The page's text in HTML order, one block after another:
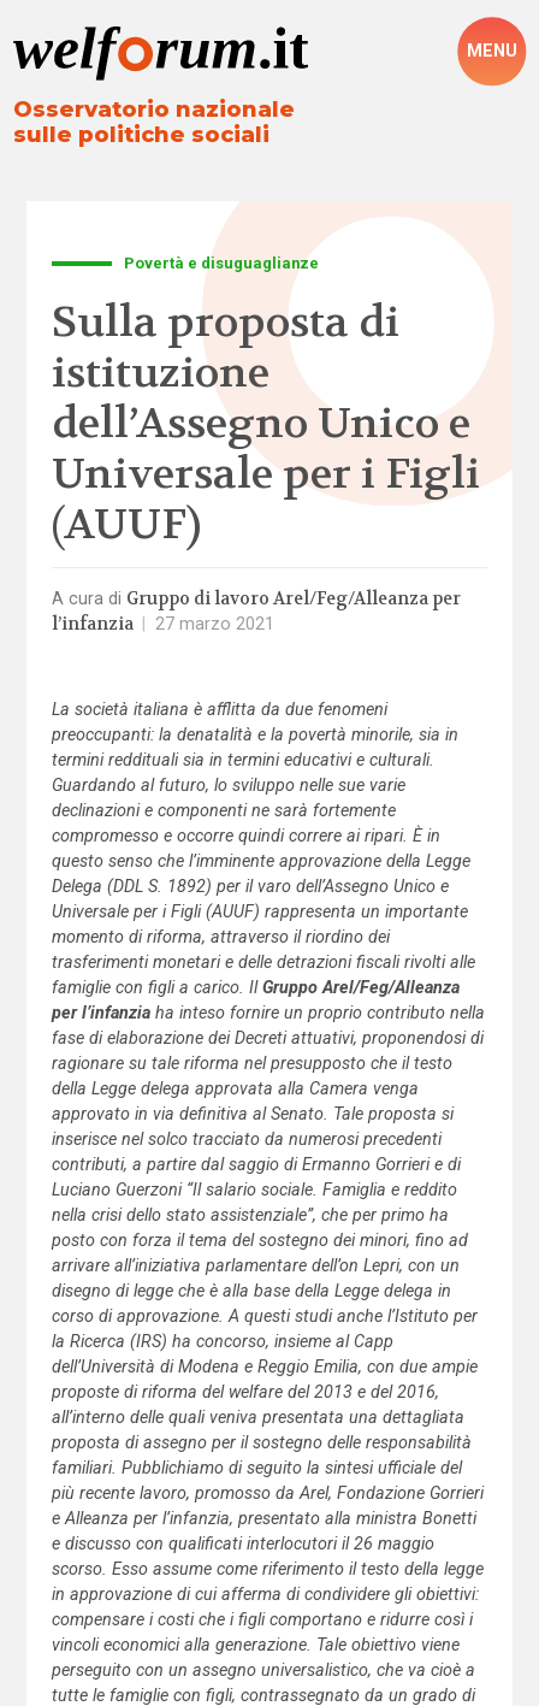
Osservatorio nazionale
sulle politiche sociali
MENU
Povertà e disuguaglianze
Sulla proposta di
istituzione
dell’Assegno Unico e
Universale per i Figli
(AUUF)
A cura di Gruppo di lavoro Arel/Feg/Alleanza per
l’infanzia
27 marzo 2021
La società italiana è afflitta da due fenomeni
preoccupanti: la denatalità e la povertà minorile, sia in
termini reddituali sia in termini educativi e culturali.
Guardando al futuro, lo sviluppo nelle sue varie
declinazioni e componenti ne sarà fortemente
compromesso e occorre quindi correre ai ripari. È in
questo senso che l’imminente approvazione della Legge
Delega (DDL S. 1892) per il varo dell’Assegno Unico e
Universale per i Figli (AUUF) rappresenta un importante
momento di riforma, attraverso il riordino dei
trasferimenti monetari e delle detrazioni fiscali rivolti alle
famiglie con figli a carico. IlGruppo Arel/Feg/Alleanza
per l’infanziaha inteso fornire un proprio contributo nella
fase di elaborazione dei Decreti attuativi, proponendosi di
ragionare su tale riforma nel presupposto che il testo
della Legge delega approvata alla Camera venga
approvato in via definitiva al Senato. Tale proposta si
inserisce nel solco tracciato da numerosi precedenti
contributi, a partire dal saggio di Ermanno Gorrieri e di
Luciano Guerzoni “Il salario sociale. Famiglia e reddito
nella crisi dello stato assistenziale”, che per primo ha
posto con forza il tema del sostegno dei minori, fino ad
arrivare all’iniziativa parlamentare dell’on Lepri, con un
disegno di legge che è alla base della Legge delega in
corso di approvazione. A questi studi anche l’Istituto per
la Ricerca (IRS) ha concorso, insieme al Capp
dell’Università di Modena e Reggio Emilia, con due ampie
proposte di riforma del welfare del 2013 e del 2016,
all’interno delle quali veniva presentata una dettagliata
proposta di assegno per il sostegno delle responsabilità
familiari. Pubblichiamo di seguito la sintesi ufficiale del
più recente lavoro, promosso da Arel, Fondazione Gorrieri
e Alleanza per l’infanzia, presentato alla ministra Bonetti
e discusso con qualificati interlocutori il 26 maggio
scorso. Esso assume come riferimento il testo della legge
in approvazione di cui afferma di condividere gli obiettivi:
compensare i costi che i figli comportano e ridurre così i
vincoli economici alla generazione. Tale obiettivo viene
perseguito con un assegno universalistico, che va cioè a
tutte le famiglie con figli, contrassegnato da un grado di